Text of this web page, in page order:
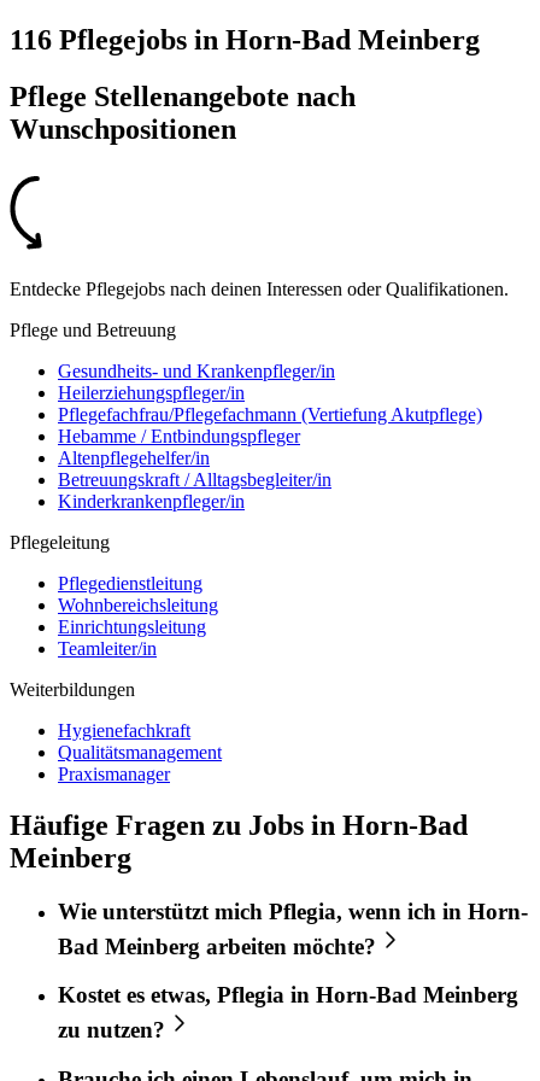
116 Pflegejobs in Horn-Bad Meinberg
Pflege Stellenangebote nach
Wunschpositionen
Entdecke Pflegejobs nach deinen Interessen oder Qualifikationen.
Pflege und Betreuung
Gesundheits- und Krankenpfleger/in
Heilerziehungspfleger/in
Pflegefachfrau/Pflegefachmann (Vertiefung Akutpflege)
Hebamme / Entbindungspfleger
Altenpflegehelfer/in
Betreuungskraft / Alltagsbegleiter/in
Kinderkrankenpfleger/in
Pflegeleitung
Pflegedienstleitung
Wohnbereichsleitung
Einrichtungsleitung
Teamleiter/in
Weiterbildungen
Hygienefachkraft
Qualitätsmanagement
Praxismanager
Häufige Fragen zu Jobs in Horn-Bad
Meinberg
Wie unterstützt mich Pflegia, wenn ich in Horn-
Bad Meinberg arbeiten möchte?
Kostet es etwas, Pflegia in Horn-Bad Meinberg
zu nutzen?